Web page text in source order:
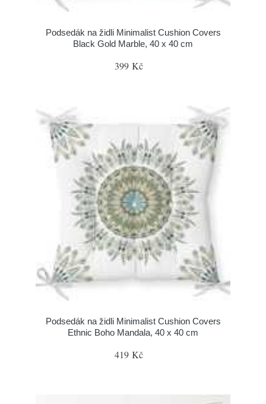
Podsedák na židli Minimalist Cushion Covers
Black Gold Marble, 40 x 40 cm
399 Kč
Podsedák na židli Minimalist Cushion Covers
Ethnic Boho Mandala, 40 x 40 cm
419 Kč